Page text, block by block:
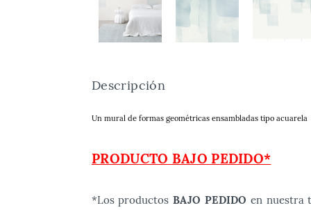
Descripción
Un mural de formas geométricas ensambladas tipo acuarela
PRODUCTO BAJO PEDIDO*
*Los productos BAJO PEDIDO en nuestra